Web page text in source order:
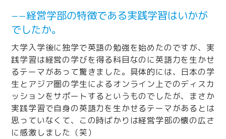
−−経営学部の特徴である実践学習はいかが
でしたか。
大学入学後に独学で英語の勉強を始めたのですが、実
践学習は経営の学びを得る科目なのに英語力を生かせ
るテーマがあって驚きました。具体的には、日本の学
生とアジア圏の学生によるオンライン上でのディスカ
ッションをサポートするというものでしたが、まさか
実践学習で自身の英語力を生かせるテーマがあるとは
思っていなくて、この時ばかりは経営学部の懐の広さ
に感激しました（笑）